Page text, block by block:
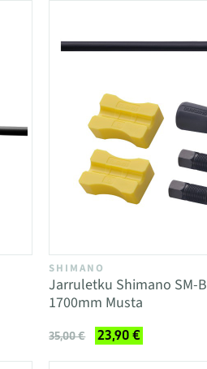
SHIMANO
Jarruletku Shimano SM-
1700mm Musta
35,00 € 23,90 €